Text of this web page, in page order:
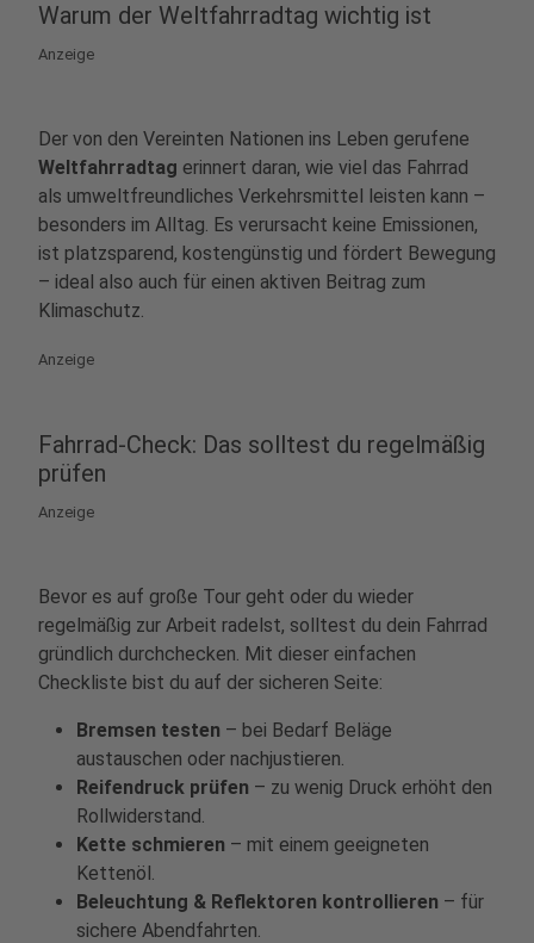
Warum der Weltfahrradtag wichtig ist
Anzeige
Der von den Vereinten Nationen ins Leben gerufene
Weltfahrradtag erinnert daran, wie viel das Fahrrad
als umweltfreundliches Verkehrsmittel leisten kann –
besonders im Alltag. Es verursacht keine Emissionen,
ist platzsparend, kostengünstig und fördert Bewegung
– ideal also auch für einen aktiven Beitrag zum
Klimaschutz.
Anzeige
Fahrrad-Check: Das solltest du regelmäßig
prüfen
Anzeige
Bevor es auf große Tour geht oder du wieder
regelmäßig zur Arbeit radelst, solltest du dein Fahrrad
gründlich durchchecken. Mit dieser einfachen
Checkliste bist du auf der sicheren Seite:
Bremsen testen – bei Bedarf Beläge
austauschen oder nachjustieren.
Reifendruck prüfen – zu wenig Druck erhöht den
Rollwiderstand.
Kette schmieren – mit einem geeigneten
Kettenöl.
Beleuchtung & Reflektoren kontrollieren – für
sichere Abendfahrten.